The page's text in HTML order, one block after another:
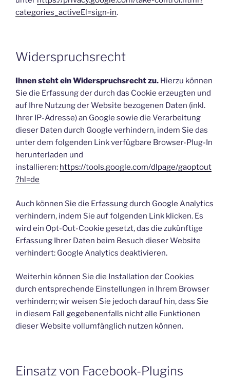
categories_activeEl=sign-in.
Widerspruchsrecht
Ihnen steht ein Widerspruchsrecht zu. Hierzu können
Sie die Erfassung der durch das Cookie erzeugten und
auf Ihre Nutzung der Website bezogenen Daten (inkl.
Ihrer IP-Adresse) an Google sowie die Verarbeitung
dieser Daten durch Google verhindern, indem Sie das
unter dem folgenden Link verfügbare Browser-Plug-In
herunterladen und
installieren: https://tools.google.com/dlpage/gaoptout
?hl=de
Auch können Sie die Erfassung durch Google Analytics
verhindern, indem Sie auf folgenden Link klicken. Es
wird ein Opt-Out-Cookie gesetzt, das die zukünftige
Erfassung Ihrer Daten beim Besuch dieser Website
verhindert: Google Analytics deaktivieren.
Weiterhin können Sie die Installation der Cookies
durch entsprechende Einstellungen in Ihrem Browser
verhindern; wir weisen Sie jedoch darauf hin, dass Sie
in diesem Fall gegebenenfalls nicht alle Funktionen
dieser Website vollumfänglich nutzen können.
Einsatz von Facebook-Plugins